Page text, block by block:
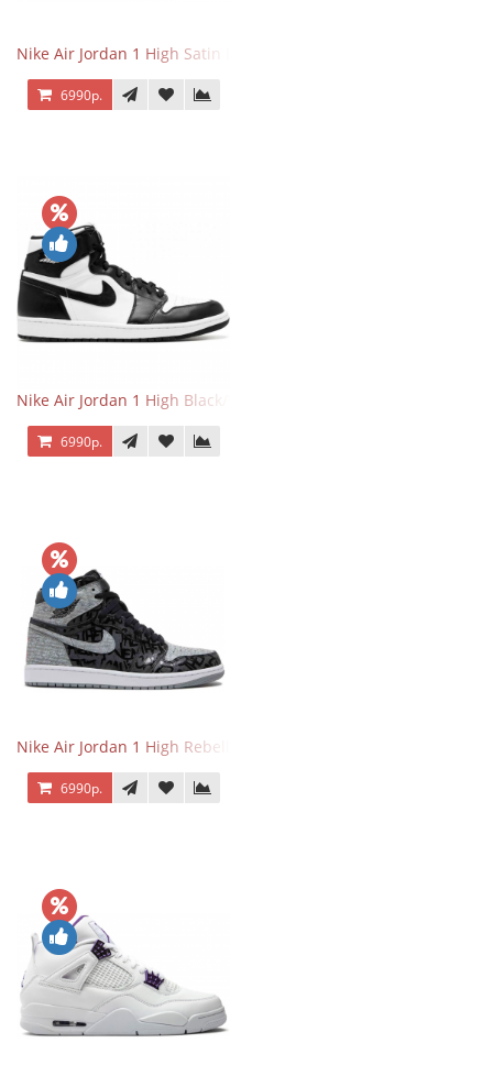
Nike Air Jordan 1 High Satin Black Toe
6990р.
Nike Air Jordan 1 High Black/White
6990р.
Nike Air Jordan 1 High Rebellionaire
6990р.